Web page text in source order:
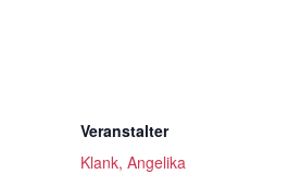
Veranstalter
Klank, Angelika